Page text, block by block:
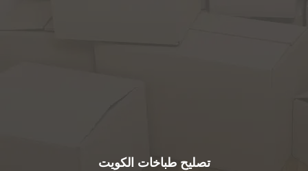
تصليح طباخات الكويت